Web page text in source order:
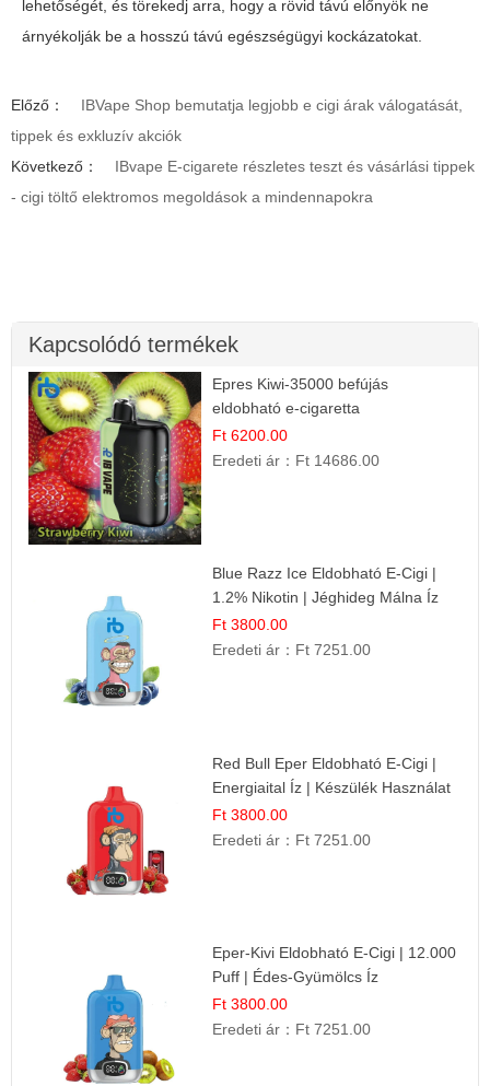
lehetőségét, és törekedj arra, hogy a rövid távú előnyök ne
árnyékolják be a hosszú távú egészségügyi kockázatokat.
Előző：
IBVape Shop bemutatja legjobb e cigi árak válogatását,
tippek és exkluzív akciók
Következő：
IBvape E-cigarete részletes teszt és vásárlási tippek
- cigi töltő elektromos megoldások a mindennapokra
Kapcsolódó termékek
Epres Kiwi-35000 befújás
eldobható e-cigaretta
Ft 6200.00
Eredeti ár： Ft 14686.00
Blue Razz Ice Eldobható E-Cigi |
1.2% Nikotin | Jéghideg Málna Íz
Ft 3800.00
Eredeti ár： Ft 7251.00
Red Bull Eper Eldobható E-Cigi |
Energiaital Íz | Készülék Használat
Ft 3800.00
Eredeti ár： Ft 7251.00
Eper-Kivi Eldobható E-Cigi | 12.000
Puff | Édes-Gyümölcs Íz
Ft 3800.00
Eredeti ár： Ft 7251.00